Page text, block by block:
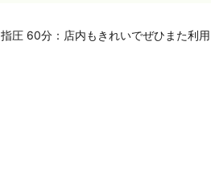
指圧 60分：店内もきれいでぜひまた利